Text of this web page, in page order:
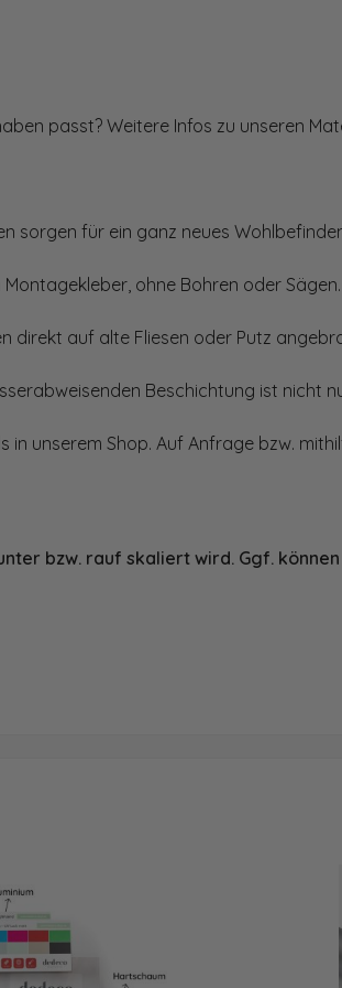
passt? Weitere Infos zu unseren
für ein ganz neues
ohne Bohren oder
direkt auf alte Fliesen oder Putz
Beschichtung ist nicht
unserem Shop. Auf Anfrage bzw.
bzw. rauf skaliert wird. Ggf.